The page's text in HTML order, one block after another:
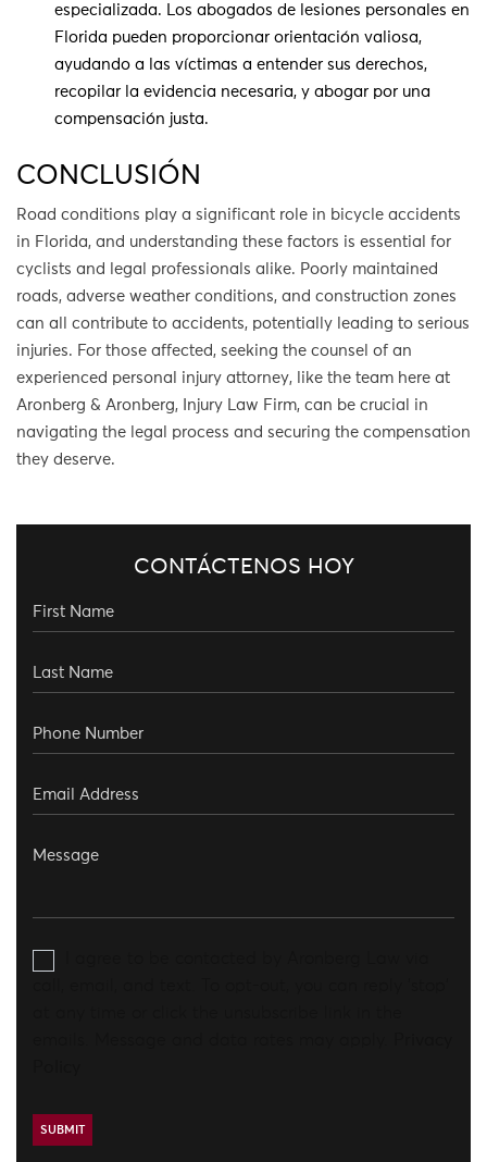
especializada. Los abogados de lesiones personales en
Florida pueden proporcionar orientación valiosa,
ayudando a las víctimas a entender sus derechos,
recopilar la evidencia necesaria, y abogar por una
compensación justa.
CONCLUSIÓN
Road conditions play a significant role in bicycle accidents
in Florida, and understanding these factors is essential for
cyclists and legal professionals alike. Poorly maintained
roads, adverse weather conditions, and construction zones
can all contribute to accidents, potentially leading to serious
injuries. For those affected, seeking the counsel of an
experienced personal injury attorney, like the team here at
Aronberg & Aronberg, Injury Law Firm, can be crucial in
navigating the legal process and securing the compensation
they deserve.
CONTÁCTENOS HOY